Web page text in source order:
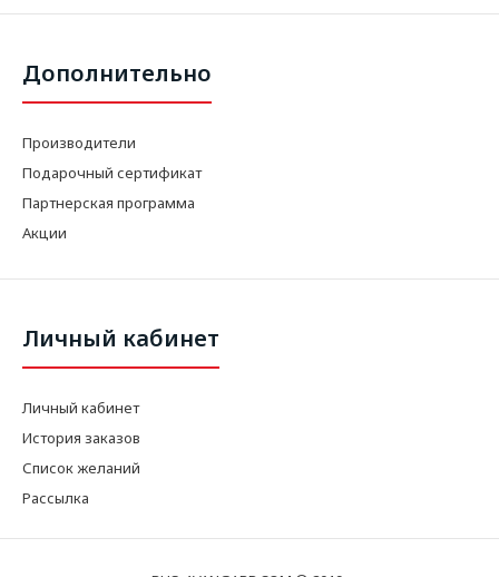
Дополнительно
Производители
Подарочный сертификат
Партнерская программа
Акции
Личный кабинет
Личный кабинет
История заказов
Список желаний
Рассылка